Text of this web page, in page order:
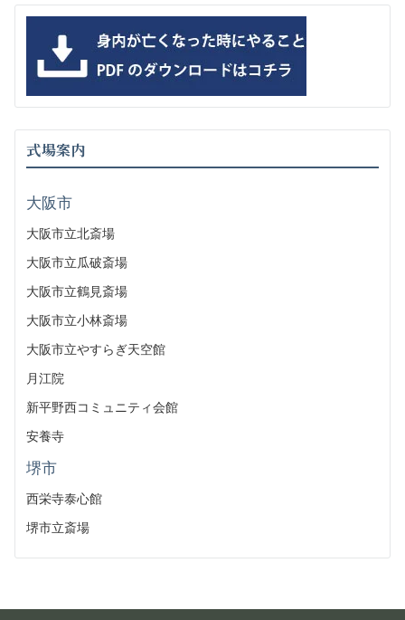
式場案内
大阪市
大阪市立北斎場
大阪市立瓜破斎場
大阪市立鶴見斎場
大阪市立小林斎場
大阪市立やすらぎ天空館
月江院
新平野西コミュニティ会館
安養寺
堺市
西栄寺泰心館
堺市立斎場